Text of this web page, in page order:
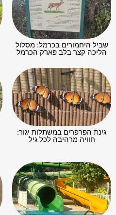
שביל היחמורים בכרמל: מסלול
הליכה קצר בלב פארק הכרמל
גינת הפרפרים במשתלות יגור:
חוויה מרהיבה לכל גיל